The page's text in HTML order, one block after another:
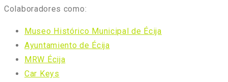
Colaboradores como:
Museo Histórico Municipal de Écija
Ayuntamiento de Écija
MRW Écija
Car Keys